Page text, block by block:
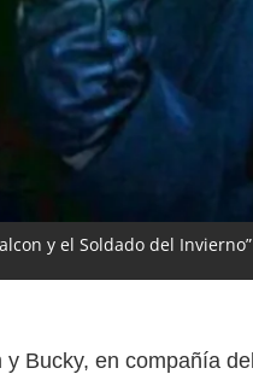
y el Soldado del Invierno”
Bucky, en compañía del